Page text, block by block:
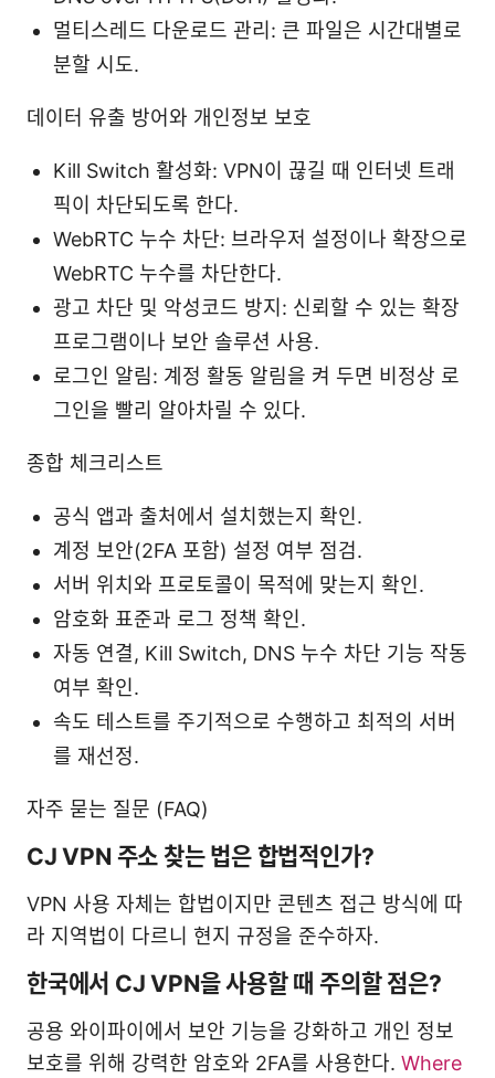
멀티스레드 다운로드 관리: 큰 파일은 시간대별로
분할 시도.
데이터 유출 방어와 개인정보 보호
Kill Switch 활성화: VPN이 끊길 때 인터넷 트래
픽이 차단되도록 한다.
WebRTC 누수 차단: 브라우저 설정이나 확장으로
WebRTC 누수를 차단한다.
광고 차단 및 악성코드 방지: 신뢰할 수 있는 확장
프로그램이나 보안 솔루션 사용.
로그인 알림: 계정 활동 알림을 켜 두면 비정상 로
그인을 빨리 알아차릴 수 있다.
종합 체크리스트
공식 앱과 출처에서 설치했는지 확인.
계정 보안(2FA 포함) 설정 여부 점검.
서버 위치와 프로토콜이 목적에 맞는지 확인.
암호화 표준과 로그 정책 확인.
자동 연결, Kill Switch, DNS 누수 차단 기능 작동
여부 확인.
속도 테스트를 주기적으로 수행하고 최적의 서버
를 재선정.
자주 묻는 질문 (FAQ)
CJ VPN 주소 찾는 법은 합법적인가?
VPN 사용 자체는 합법이지만 콘텐츠 접근 방식에 따
라 지역법이 다르니 현지 규정을 준수하자.
한국에서 CJ VPN을 사용할 때 주의할 점은?
공용 와이파이에서 보안 기능을 강화하고 개인 정보
보호를 위해 강력한 암호와 2FA를 사용한다. Where